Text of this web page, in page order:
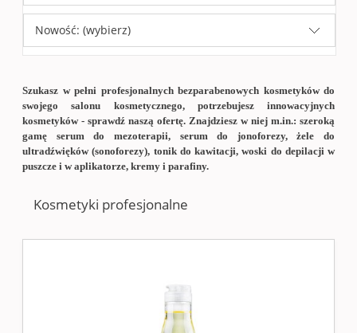
Nowość: (wybierz)
Szukasz w pełni profesjonalnych bezparabenowych kosmetyków do
swojego salonu kosmetycznego, potrzebujesz innowacyjnych
kosmetyków - sprawdź naszą ofertę. Znajdziesz w niej m.in.: szeroką
gamę serum do mezoterapii, serum do jonoforezy, żele do
ultradźwięków (sonoforezy), tonik do kawitacji, woski do depilacji w
puszcze i w aplikatorze, kremy i parafiny.
Kosmetyki profesjonalne